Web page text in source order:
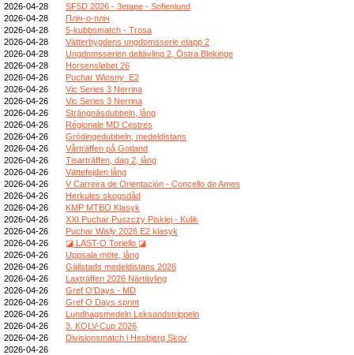
2026-04-28
SF5D 2026 - 3etape - Sofienlund
2026-04-28
Пліч-о-пліч
2026-04-28
5-kubbsmatch - Trosa
2026-04-28
Vätterbygdens ungdomsserie etapp 2
2026-04-28
Ungdomsserien deltävling 2, Östra Blekinge
2026-04-28
Horsensløbet 26
2026-04-26
Puchar Wiosny_E2
2026-04-26
Vic Series 3 Nerrina
2026-04-26
Vic Series 3 Nerrina
2026-04-26
Strängnäsdubbeln, lång
2026-04-26
Régionale MD Cestres
2026-04-26
Grödingedubbeln, medeldistans
2026-04-26
Vårträffen på Gotland
2026-04-26
Tisarträffen, dag 2, lång
2026-04-26
Vättefejden lång
2026-04-26
V Carreira de Orientación - Concello de Ames
2026-04-26
Herkules skogsdåd
2026-04-26
KMP MTBO Klasyk
2026-04-26
XXI Puchar Puszczy Piskiej - Kulik
2026-04-26
Puchar Wisły 2026 E2 klasyk
2026-04-26
◪ LAST-O Toriello ◪
2026-04-26
Uppsala möte, lång
2026-04-26
Gällstads medeldistans 2026
2026-04-26
Laxträffen 2026 Närtävling
2026-04-26
Gref O'Days - MD
2026-04-26
Gref O Days sprint
2026-04-26
Lundhagsmedeln Leksandstrippeln
2026-04-26
3. KOLV-Cup 2026
2026-04-26
Divisionsmatch i Hesbjerg Skov
2026-04-26